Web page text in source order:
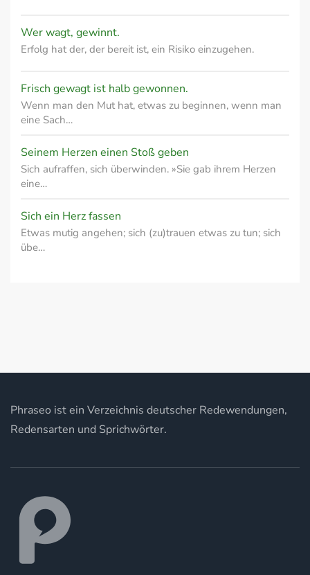
Wer wagt, gewinnt.
Erfolg hat der, der bereit ist, ein Risiko einzugehen.
Frisch gewagt ist halb gewonnen.
Wenn man den Mut hat, etwas zu beginnen, wenn man
eine Sach…
Seinem Herzen einen Stoß geben
Sich aufraffen, sich überwinden. »Sie gab ihrem Herzen
eine…
Sich ein Herz fassen
Etwas mutig angehen; sich (zu)trauen etwas zu tun; sich
übe…
Phraseo ist ein Verzeichnis deutscher Redewendungen,
Redensarten und Sprichwörter.